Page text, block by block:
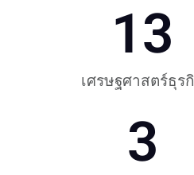
เศรษฐศาสตร์ธุร
13
3